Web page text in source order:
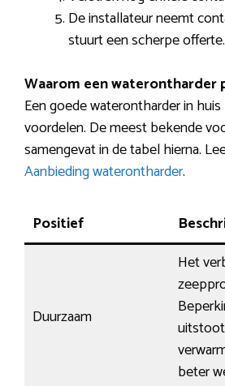
De installateur neemt
stuurt een scherpe offerte.
Waarom een waterontharder
Een goede waterontharder in
voordelen. De meest bekende
samengevat in de tabel hierna.
Aanbieding waterontharder.
Positief
Duurzaam
Het
beter